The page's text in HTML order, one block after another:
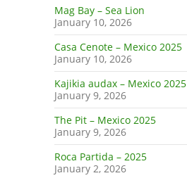
Mag Bay – Sea Lion
January 10, 2026
Casa Cenote – Mexico 2025
January 10, 2026
Kajikia audax – Mexico 2025
January 9, 2026
The Pit – Mexico 2025
January 9, 2026
Roca Partida – 2025
January 2, 2026